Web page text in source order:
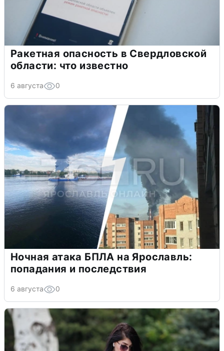
Ракетная опасность в Свердловской
области: что известно
6 августа 0
Ночная атака БПЛА на Ярославль:
попадания и последствия
6 августа 0